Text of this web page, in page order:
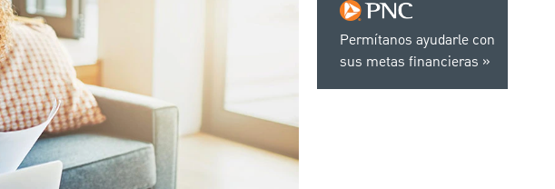
Permítanos ayudarle con
sus metas financieras